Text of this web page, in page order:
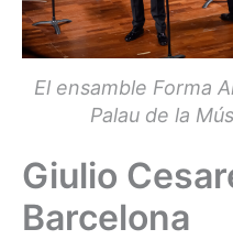
El ensamble Forma
Palau de la
Giulio
Barcelona